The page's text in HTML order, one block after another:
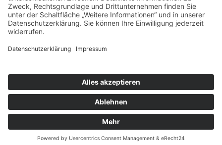
Impressum
Datenschutz